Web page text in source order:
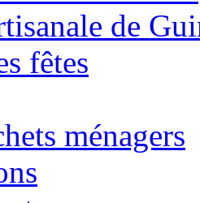
de
fêtes
ménagers